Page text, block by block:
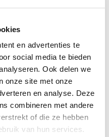
en advertenties te
social media te bieden
Ook delen we
onze site met onze
en analyse. Deze
combineren met andere
of die ze hebben
van hun services.